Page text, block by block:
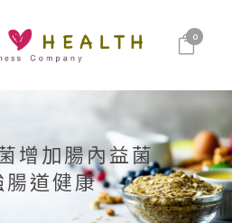
0
增加腸內益菌
腸道健康